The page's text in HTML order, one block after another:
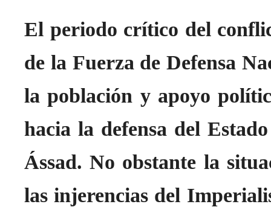
El periodo crítico del
de la Fuerza de Defensa
la población y apoyo
hacia la defensa del
Ássad. No obstante la
las injerencias del